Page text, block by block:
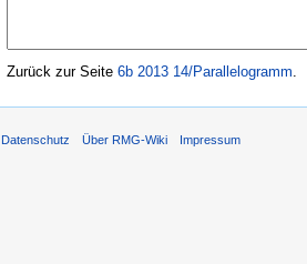
Zurück zur Seite 6b 2013 14/Parallelogramm
Datenschutz Über RMG-Wiki Impressum